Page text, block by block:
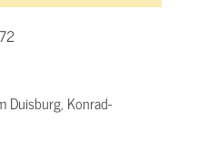
Duisburg, Konrad-